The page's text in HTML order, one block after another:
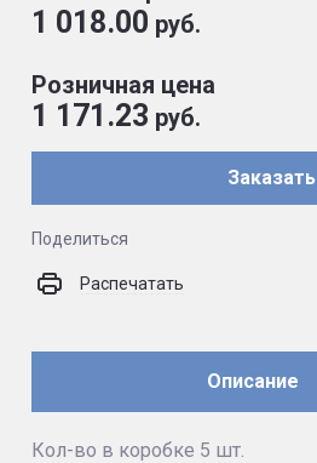
1 018.00 руб.
Розничная цена
1 171.23 руб.
Заказать
Поделиться
Распечатать
Описание
Кол-во в коробке 5 шт.